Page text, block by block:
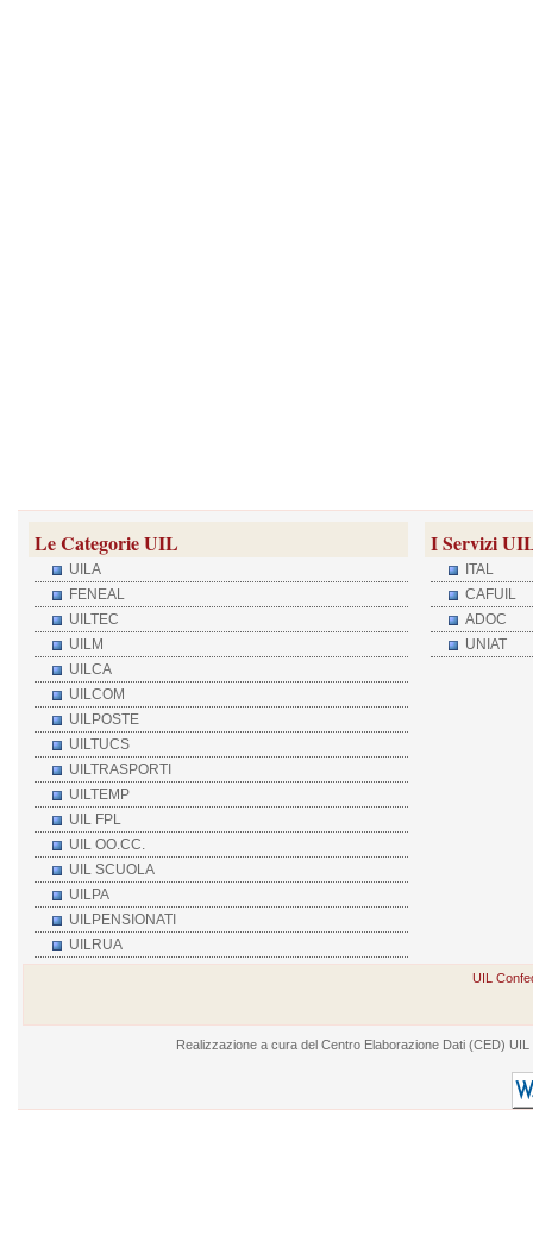
Le Categorie UIL
UILA
FENEAL
UILTEC
UILM
UILCA
UILCOM
UILPOSTE
UILTUCS
UILTRASPORTI
UILTEMP
UIL FPL
UIL OO.CC.
UIL SCUOLA
UILPA
UILPENSIONATI
UILRUA
I Servizi
ITAL
CAFUIL
ADOC
UNIAT
UIL
Realizzazione a cura del Centro Elaborazione Dati (CED)